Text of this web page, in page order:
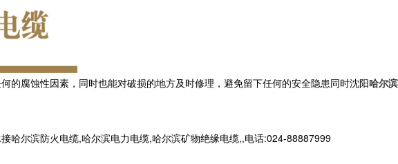
腐蚀性因素，同时也能对破损的地方及时修理，避免留下任何的安全隐患同时沈阳哈尔滨
哈尔滨防火电缆,哈尔滨电力电缆,哈尔滨矿物绝缘电缆,,电话:024-88887999